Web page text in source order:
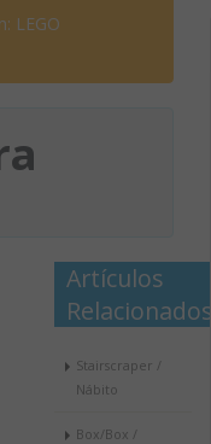
LEGO
Artículos
Relacionados
Stairscraper /
Nábito
Box/Box /